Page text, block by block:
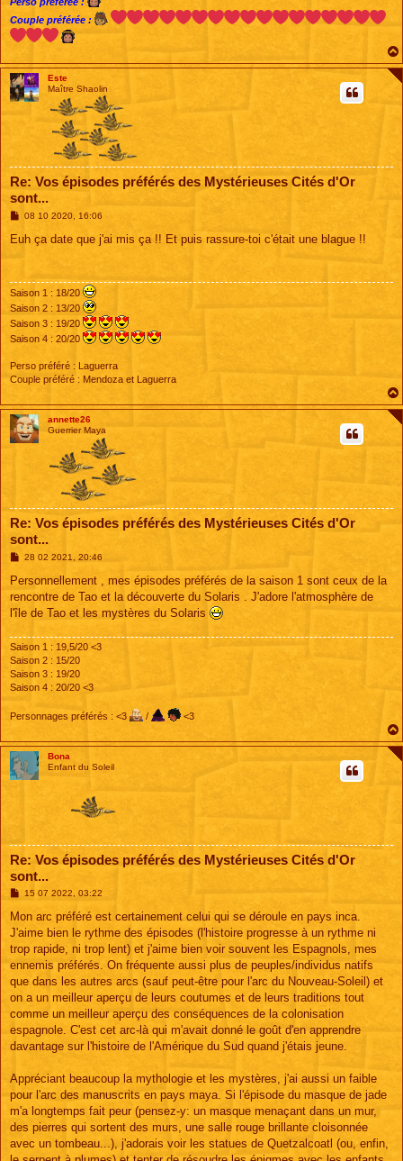
Couple préférée :
Este
Maître Shaolin
Re: Vos épisodes préférés des Mystérieuses Cités d'Or
sont...
M
s
08 10 2020, 16:06
Euh ça date que j'ai mis ça !! Et puis rassure-toi c'était une blague !!
Saison 1 : 18/20
Saison 2 : 13/20
Saison 3 : 19/20
Saison 4 : 20/20
Perso préféré : Laguerra
Couple préféré : Mendoza et Laguerra
annette26
Guerrier Maya
Re: Vos épisodes préférés des Mystérieuses Cités d'Or
sont...
M
s
a
g
28 02 2021, 20:46
Personnellement , mes épisodes préférés de la saison 1 sont ceux de la
rencontre de Tao et la découverte du Solaris . J'adore l'atmosphère de
l'île de Tao et les mystères du Solaris
Saison 1 : 19,5/20 <3
Saison 2 : 15/20
Saison 3 : 19/20
Saison 4 : 20/20 <3
Personnages préférés : <3 / <3
Bona
Enfant du Soleil
Re: Vos épisodes préférés des Mystérieuses Cités d'Or
sont...
M
s
a
g
e
15 07 2022, 03:22
Mon arc préféré est certainement celui qui se déroule en pays inca.
J'aime bien le rythme des épisodes (l'histoire progresse à un rythme ni
trop rapide, ni trop lent) et j'aime bien voir souvent les Espagnols, mes
ennemis préférés. On fréquente aussi plus de peuples/individus natifs
que dans les autres arcs (sauf peut-être pour l'arc du Nouveau-Soleil) et
on a un meilleur aperçu de leurs coutumes et de leurs traditions tout
comme un meilleur aperçu des conséquences de la colonisation
espagnole. C'est cet arc-là qui m'avait donné le goût d'en apprendre
davantage sur l'histoire de l'Amérique du Sud quand j'étais jeune.
Appréciant beaucoup la mythologie et les mystères, j'ai aussi un faible
pour l'arc des manuscrits en pays maya. Si l'épisode du masque de jade
m'a longtemps fait peur (pensez-y: un masque menaçant dans un mur,
des pierres qui sortent des murs, une salle rouge brillante cloisonnée
avec un tombeau...), j'adorais voir les statues de Quetzalcoatl (ou, enfin,